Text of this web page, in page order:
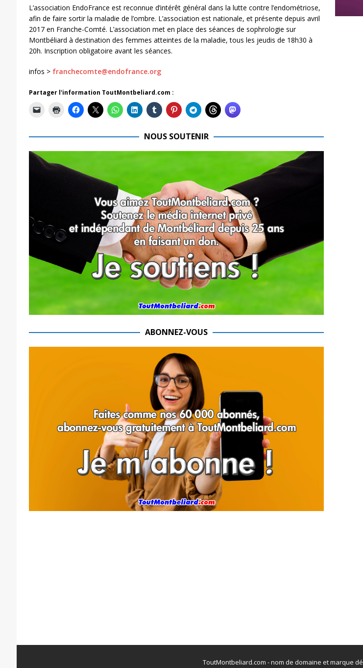
L’association EndoFrance est reconnue d’intérêt général dans la lutte contre l’endométriose,
afin de faire sortir la maladie de l’ombre. L’association est nationale, et présente depuis avril
2017 en Franche-Comté. L’association met en place des séances de sophrologie sur
Montbéliard à destination des femmes atteintes de la maladie, tous les jeudis de 18h30 à
20h. Inscription obligatoire avant les séances.
infos > franchecomte@endofrance.org
Partager l'information ToutMontbeliard.com :
NOUS SOUTENIR
ABONNEZ-VOUS
ToutMontbeliard.com - nom de domaine et marque